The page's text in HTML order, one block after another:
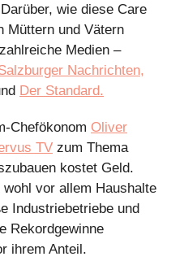
wie diese Care
Müttern und Vätern
Medien –
Nachrichten,
Der Standard.
Chefökonom Oliver
TV zum Thema
kostet Geld.
vor allem Haushalte
Industriebetriebe und
Rekordgewinne
ihrem Anteil.